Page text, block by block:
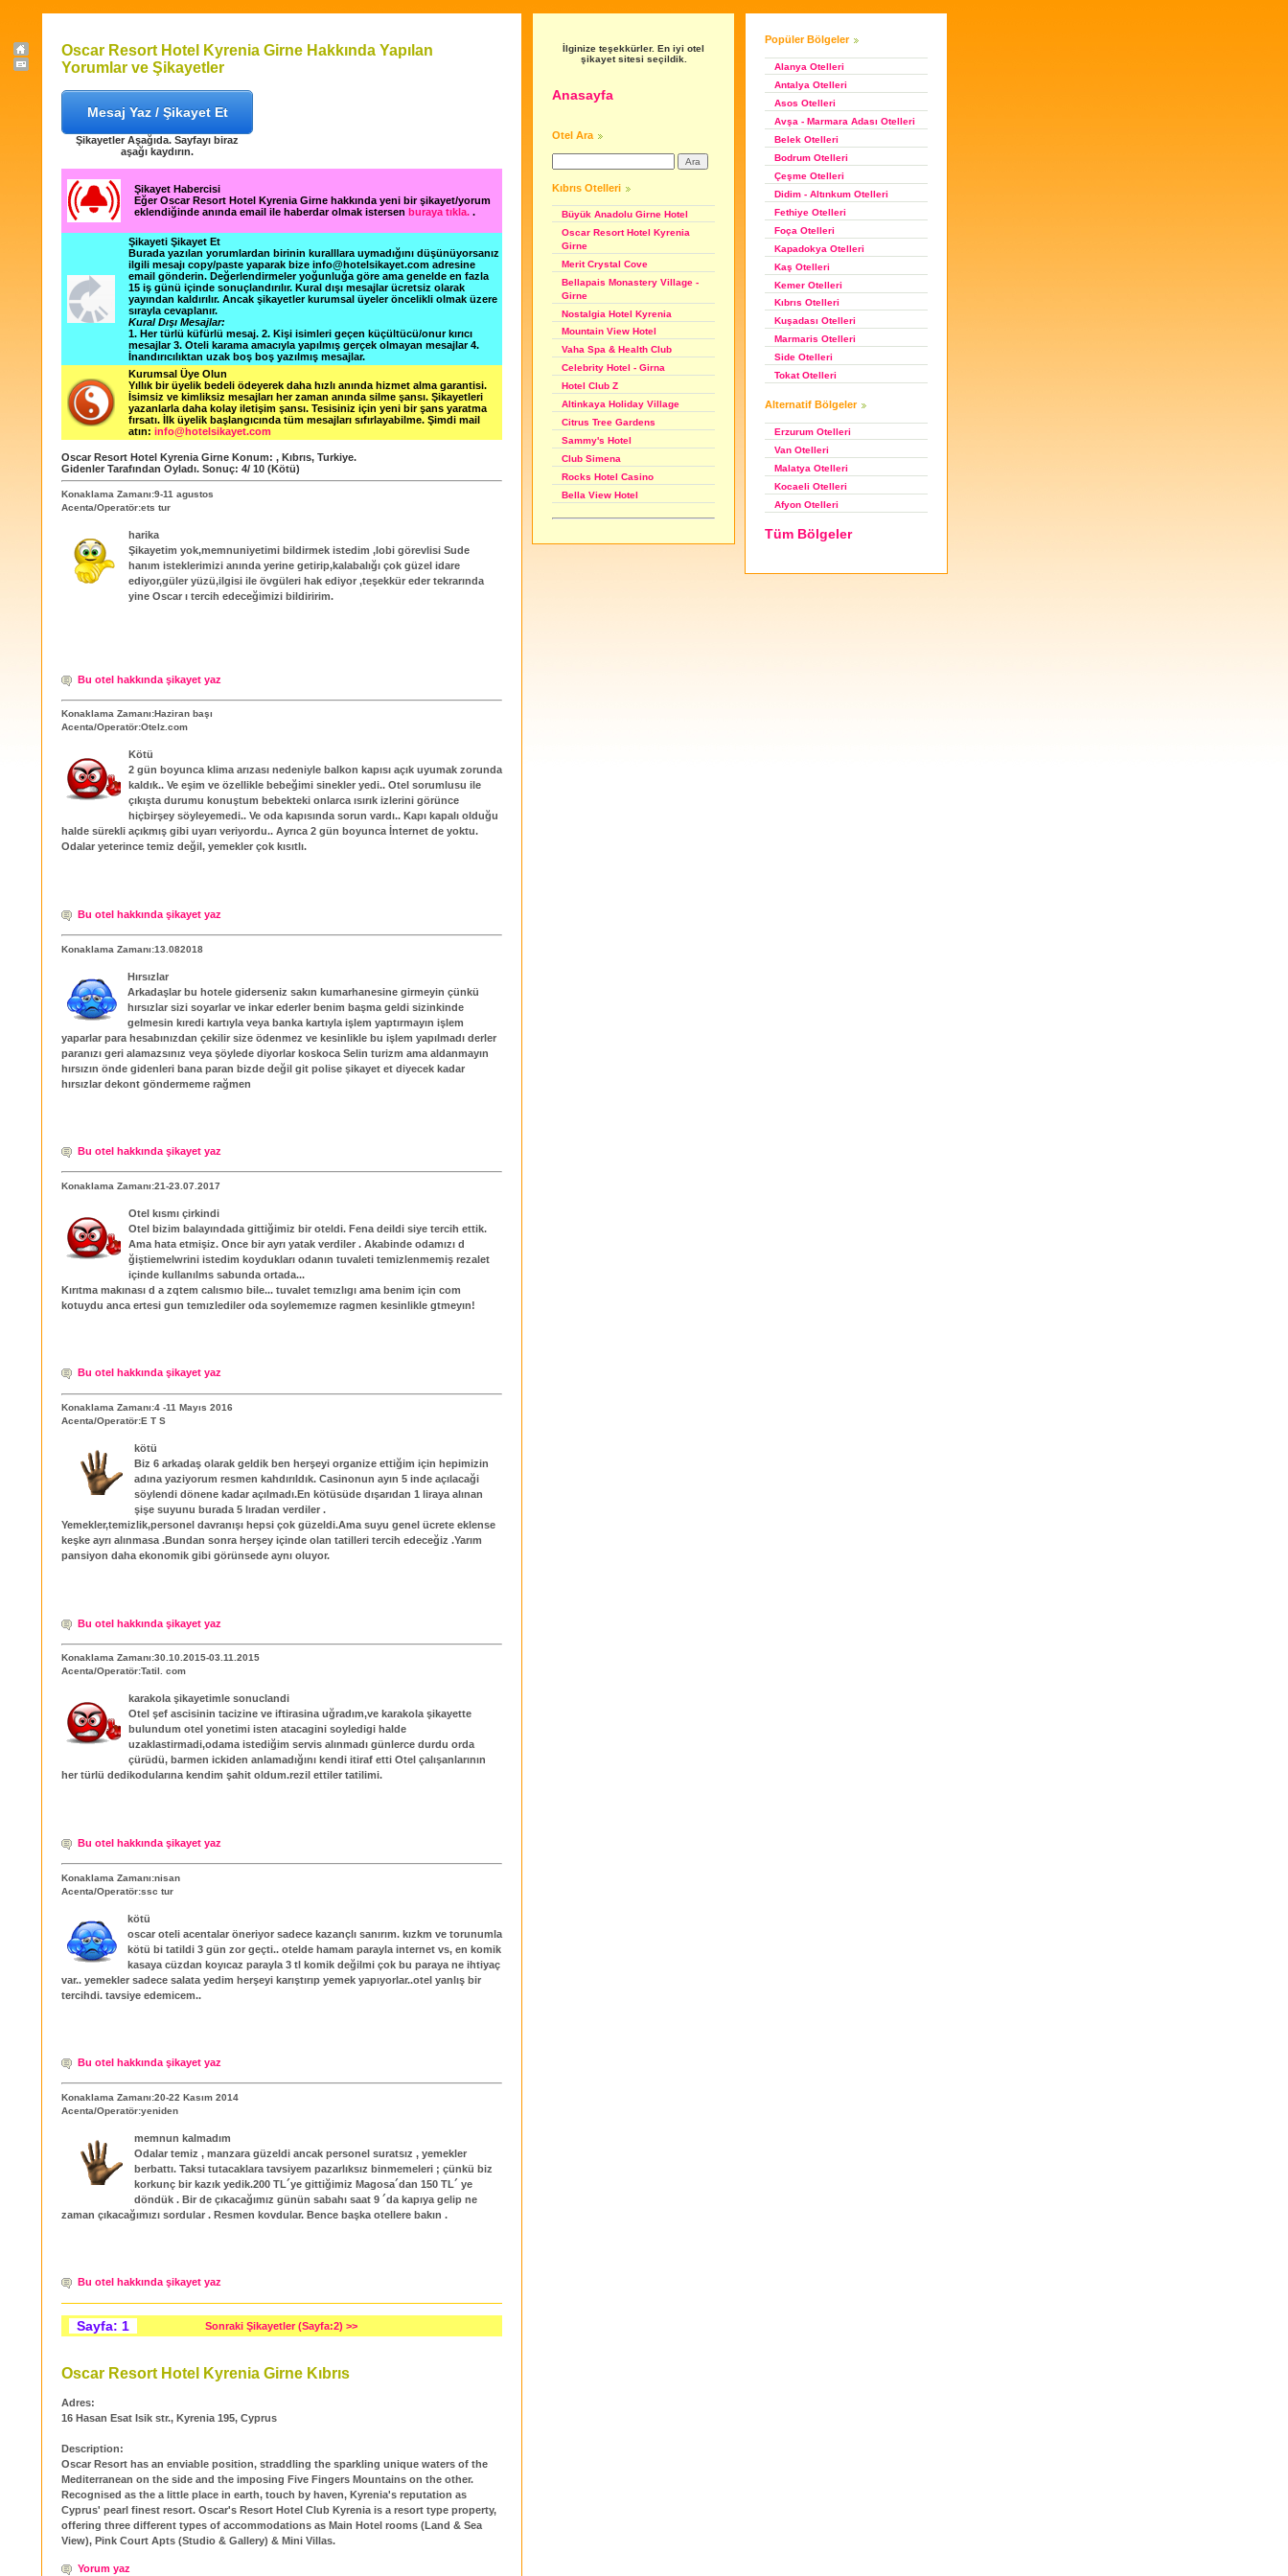
Oscar Resort Hotel Kyrenia Girne Hakkında Yapılan
Yorumlar ve Şikayetler
Mesaj Yaz / Şikayet Et
Şikayetler Aşağıda. Sayfayı biraz
aşağı kaydırın.
Şikayet Habercisi
Eğer Oscar Resort Hotel Kyrenia Girne hakkında yeni bir şikayet/yorum
eklendiğinde anında email ile haberdar olmak istersen buraya tıkla. .
Şikayeti Şikayet Et
Burada yazılan yorumlardan birinin kuralllara uymadığını düşünüyorsanız
ilgili mesajı copy/paste yaparak bize info@hotelsikayet.com adresine
email gönderin. Değerlendirmeler yoğunluğa göre ama genelde en fazla
15 iş günü içinde sonuçlandırılır. Kural dışı mesajlar ücretsiz olarak
yayından kaldırılır. Ancak şikayetler kurumsal üyeler öncelikli olmak üzere
sırayla cevaplanır.
Kural Dışı Mesajlar:
1. Her türlü küfürlü mesaj. 2. Kişi isimleri geçen küçültücü/onur kırıcı
mesajlar 3. Oteli karama amacıyla yapılmış gerçek olmayan mesajlar 4.
İnandırıcılıktan uzak boş boş yazılmış mesajlar.
Kurumsal Üye Olun
Yıllık bir üyelik bedeli ödeyerek daha hızlı anında hizmet alma garantisi.
İsimsiz ve kimliksiz mesajları her zaman anında silme şansı. Şikayetleri
yazanlarla daha kolay iletişim şansı. Tesisiniz için yeni bir şans yaratma
fırsatı. İlk üyelik başlangıcında tüm mesajları sıfırlayabilme. Şimdi mail
atın: info@hotelsikayet.com
Oscar Resort Hotel Kyrenia Girne Konum: , Kıbrıs, Turkiye.
Gidenler Tarafından Oyladı. Sonuç: 4/ 10 (Kötü)
Konaklama Zamanı:9-11 agustos
Acenta/Operatör:ets tur
harika
Şikayetim yok,memnuniyetimi bildirmek istedim ,lobi görevlisi Sude
hanım isteklerimizi anında yerine getirip,kalabalığı çok güzel idare
ediyor,güler yüzü,ilgisi ile övgüleri hak ediyor ,teşekkür eder tekrarında
yine Oscar ı tercih edeceğimizi bildiririm.
Bu otel hakkında şikayet yaz
Konaklama Zamanı:Haziran başı
Acenta/Operatör:Otelz.com
Kötü
2 gün boyunca klima arızası nedeniyle balkon kapısı açık uyumak zorunda
kaldık.. Ve eşim ve özellikle bebeğimi sinekler yedi.. Otel sorumlusu ile
çıkışta durumu konuştum bebekteki onlarca ısırık izlerini görünce
hiçbirşey söyleyemedi.. Ve oda kapısında sorun vardı.. Kapı kapalı olduğu
halde sürekli açıkmış gibi uyarı veriyordu.. Ayrıca 2 gün boyunca İnternet de yoktu.
Odalar yeterince temiz değil, yemekler çok kısıtlı.
Bu otel hakkında şikayet yaz
Konaklama Zamanı:13.082018
Hırsızlar
Arkadaşlar bu hotele giderseniz sakın kumarhanesine girmeyin çünkü
hırsızlar sizi soyarlar ve inkar ederler benim başma geldi sizinkinde
gelmesin kıredi kartıyla veya banka kartıyla işlem yaptırmayın işlem
yaparlar para hesabınızdan çekilir size ödenmez ve kesinlikle bu işlem yapılmadı derler
paranızı geri alamazsınız veya şöylede diyorlar koskoca Selin turizm ama aldanmayın
hırsızın önde gidenleri bana paran bizde değil git polise şikayet et diyecek kadar
hırsızlar dekont göndermeme rağmen
Bu otel hakkında şikayet yaz
Konaklama Zamanı:21-23.07.2017
Otel kısmı çirkindi
Otel bizim balayındada gittiğimiz bir oteldi. Fena deildi siye tercih ettik.
Ama hata etmişiz. Once bir ayrı yatak verdiler . Akabinde odamızı d
ğiştiemelwrini istedim koydukları odanın tuvaleti temizlenmemiş rezalet
içinde kullanılms sabunda ortada...
Kırıtma makınası d a zqtem calısmıo bile... tuvalet temızlıgı ama benim için com
kotuydu anca ertesi gun temızlediler oda soylememıze ragmen kesinlikle gtmeyın!
Bu otel hakkında şikayet yaz
Konaklama Zamanı:4 -11 Mayıs 2016
Acenta/Operatör:E T S
kötü
Biz 6 arkadaş olarak geldik ben herşeyi organize ettiğim için hepimizin
adına yaziyorum resmen kahdırıldık. Casinonun ayın 5 inde açılacaği
söylendi dönene kadar açılmadı.En kötüsüde dışarıdan 1 liraya alınan
şişe suyunu burada 5 lıradan verdiler .
Yemekler,temizlik,personel davranışı hepsi çok güzeldi.Ama suyu genel ücrete eklense
keşke ayrı alınmasa .Bundan sonra herşey içinde olan tatilleri tercih edeceğiz .Yarım
pansiyon daha ekonomik gibi görünsede aynı oluyor.
Bu otel hakkında şikayet yaz
Konaklama Zamanı:30.10.2015-03.11.2015
Acenta/Operatör:Tatil. com
karakola şikayetimle sonuclandi
Otel şef ascisinin tacizine ve iftirasina uğradım,ve karakola şikayette
bulundum otel yonetimi isten atacagini soyledigi halde
uzaklastirmadi,odama istediğim servis alınmadı günlerce durdu orda
çürüdü, barmen ickiden anlamadığını kendi itiraf etti Otel çalışanlarının
her türlü dedikodularına kendim şahit oldum.rezil ettiler tatilimi.
Bu otel hakkında şikayet yaz
Konaklama Zamanı:nisan
Acenta/Operatör:ssc tur
kötü
oscar oteli acentalar öneriyor sadece kazançlı sanırım. kızkm ve torunumla
kötü bi tatildi 3 gün zor geçti.. otelde hamam parayla internet vs, en komik
kasaya cüzdan koyıcaz parayla 3 tl komik değilmi çok bu paraya ne ihtiyaç
var.. yemekler sadece salata yedim herşeyi karıştırıp yemek yapıyorlar..otel yanlış bir
tercihdi. tavsiye edemicem..
Bu otel hakkında şikayet yaz
Konaklama Zamanı:20-22 Kasım 2014
Acenta/Operatör:yeniden
memnun kalmadım
Odalar temiz , manzara güzeldi ancak personel suratsız , yemekler
berbattı. Taksi tutacaklara tavsiyem pazarlıksız binmemeleri ; çünkü biz
korkunç bir kazık yedik.200 TL´ye gittiğimiz Magosa´dan 150 TL´ ye
döndük . Bir de çıkacağımız günün sabahı saat 9 ´da kapıya gelip ne
zaman çıkacağımızı sordular . Resmen kovdular. Bence başka otellere bakın .
Bu otel hakkında şikayet yaz
Sayfa: 1 Sonraki Şikayetler (Sayfa:2) >>
Oscar Resort Hotel Kyrenia Girne Kıbrıs
Adres:
16 Hasan Esat Isik str., Kyrenia 195, Cyprus
Description:
Oscar Resort has an enviable position, straddling the sparkling unique waters of the
Mediterranean on the side and the imposing Five Fingers Mountains on the other.
Recognised as the a little place in earth, touch by haven, Kyrenia's reputation as
Cyprus' pearl finest resort. Oscar's Resort Hotel Club Kyrenia is a resort type property,
offering three different types of accommodations as Main Hotel rooms (Land & Sea
View), Pink Court Apts (Studio & Gallery) & Mini Villas.
Yorum yaz
İlginize teşekkürler. En iyi otel
şikayet sitesi seçildik.
Anasayfa
Otel Ara
Kıbrıs Otelleri
Büyük Anadolu Girne Hotel
Oscar Resort Hotel Kyrenia
Girne
Merit Crystal Cove
Bellapais Monastery Village -
Girne
Nostalgia Hotel Kyrenia
Mountain View Hotel
Vaha Spa & Health Club
Celebrity Hotel - Girna
Hotel Club Z
Altinkaya Holiday Village
Citrus Tree Gardens
Sammy's Hotel
Club Simena
Rocks Hotel Casino
Bella View Hotel
Popüler Bölgeler
Alanya Otelleri
Antalya Otelleri
Asos Otelleri
Avşa - Marmara Adası Otelleri
Belek Otelleri
Bodrum Otelleri
Çeşme Otelleri
Didim - Altınkum Otelleri
Fethiye Otelleri
Foça Otelleri
Kapadokya Otelleri
Kaş Otelleri
Kemer Otelleri
Kıbrıs Otelleri
Kuşadası Otelleri
Marmaris Otelleri
Side Otelleri
Tokat Otelleri
Alternatif Bölgeler
Erzurum Otelleri
Van Otelleri
Malatya Otelleri
Kocaeli Otelleri
Afyon Otelleri
Tüm Bölgeler